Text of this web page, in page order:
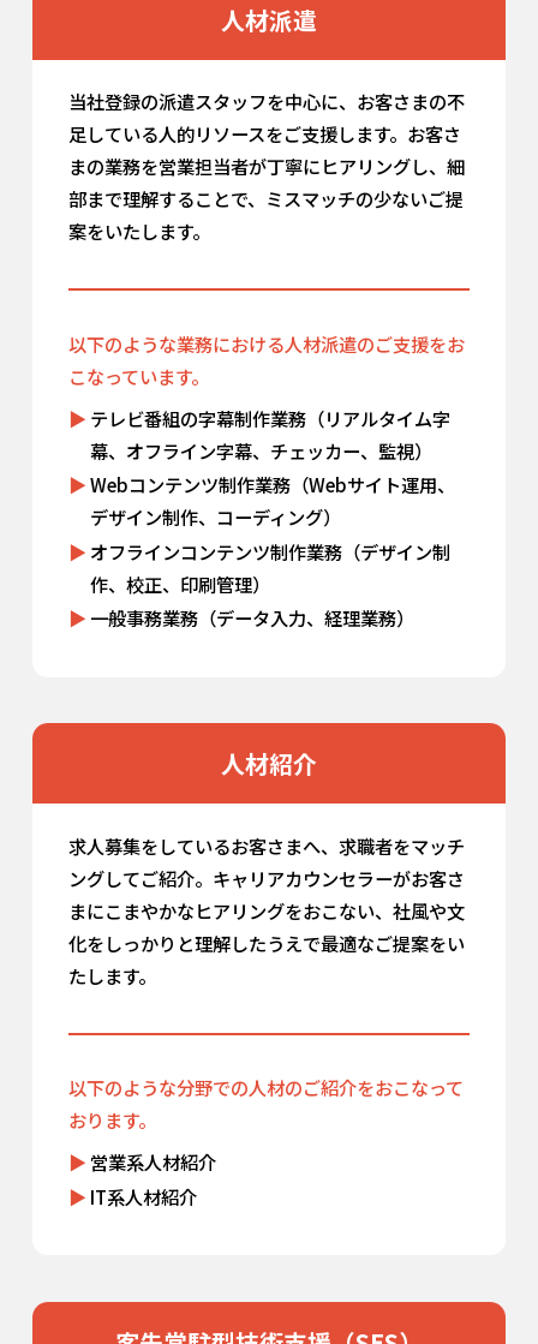
人材派遣
当社登録の派遣スタッフを中心に、お客さまの不
足している人的リソースをご支援します。お客さ
まの業務を営業担当者が丁寧にヒアリングし、細
部まで理解することで、ミスマッチの少ないご提
案をいたします。
以下のような業務における人材派遣のご支援をお
こなっています。
テレビ番組の字幕制作業務（リアルタイム字
幕、オフライン字幕、チェッカー、監視）
Webコンテンツ制作業務（Webサイト運用、
デザイン制作、コーディング）
オフラインコンテンツ制作業務（デザイン制
作、校正、印刷管理）
一般事務業務（データ入力、経理業務）
人材紹介
求人募集をしているお客さまへ、求職者をマッチ
ングしてご紹介。キャリアカウンセラーがお客さ
まにこまやかなヒアリングをおこない、社風や文
化をしっかりと理解したうえで最適なご提案をい
たします。
以下のような分野での人材のご紹介をおこなって
おります。
営業系人材紹介
IT系人材紹介